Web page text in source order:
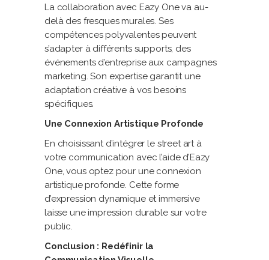
La collaboration avec Eazy One va au-
delà des fresques murales. Ses
compétences polyvalentes peuvent
s’adapter à différents supports, des
événements d’entreprise aux campagnes
marketing. Son expertise garantit une
adaptation créative à vos besoins
spécifiques.
Une Connexion Artistique Profonde
En choisissant d’intégrer le street art à
votre communication avec l’aide d’Eazy
One, vous optez pour une connexion
artistique profonde. Cette forme
d’expression dynamique et immersive
laisse une impression durable sur votre
public.
Conclusion : Redéfinir la